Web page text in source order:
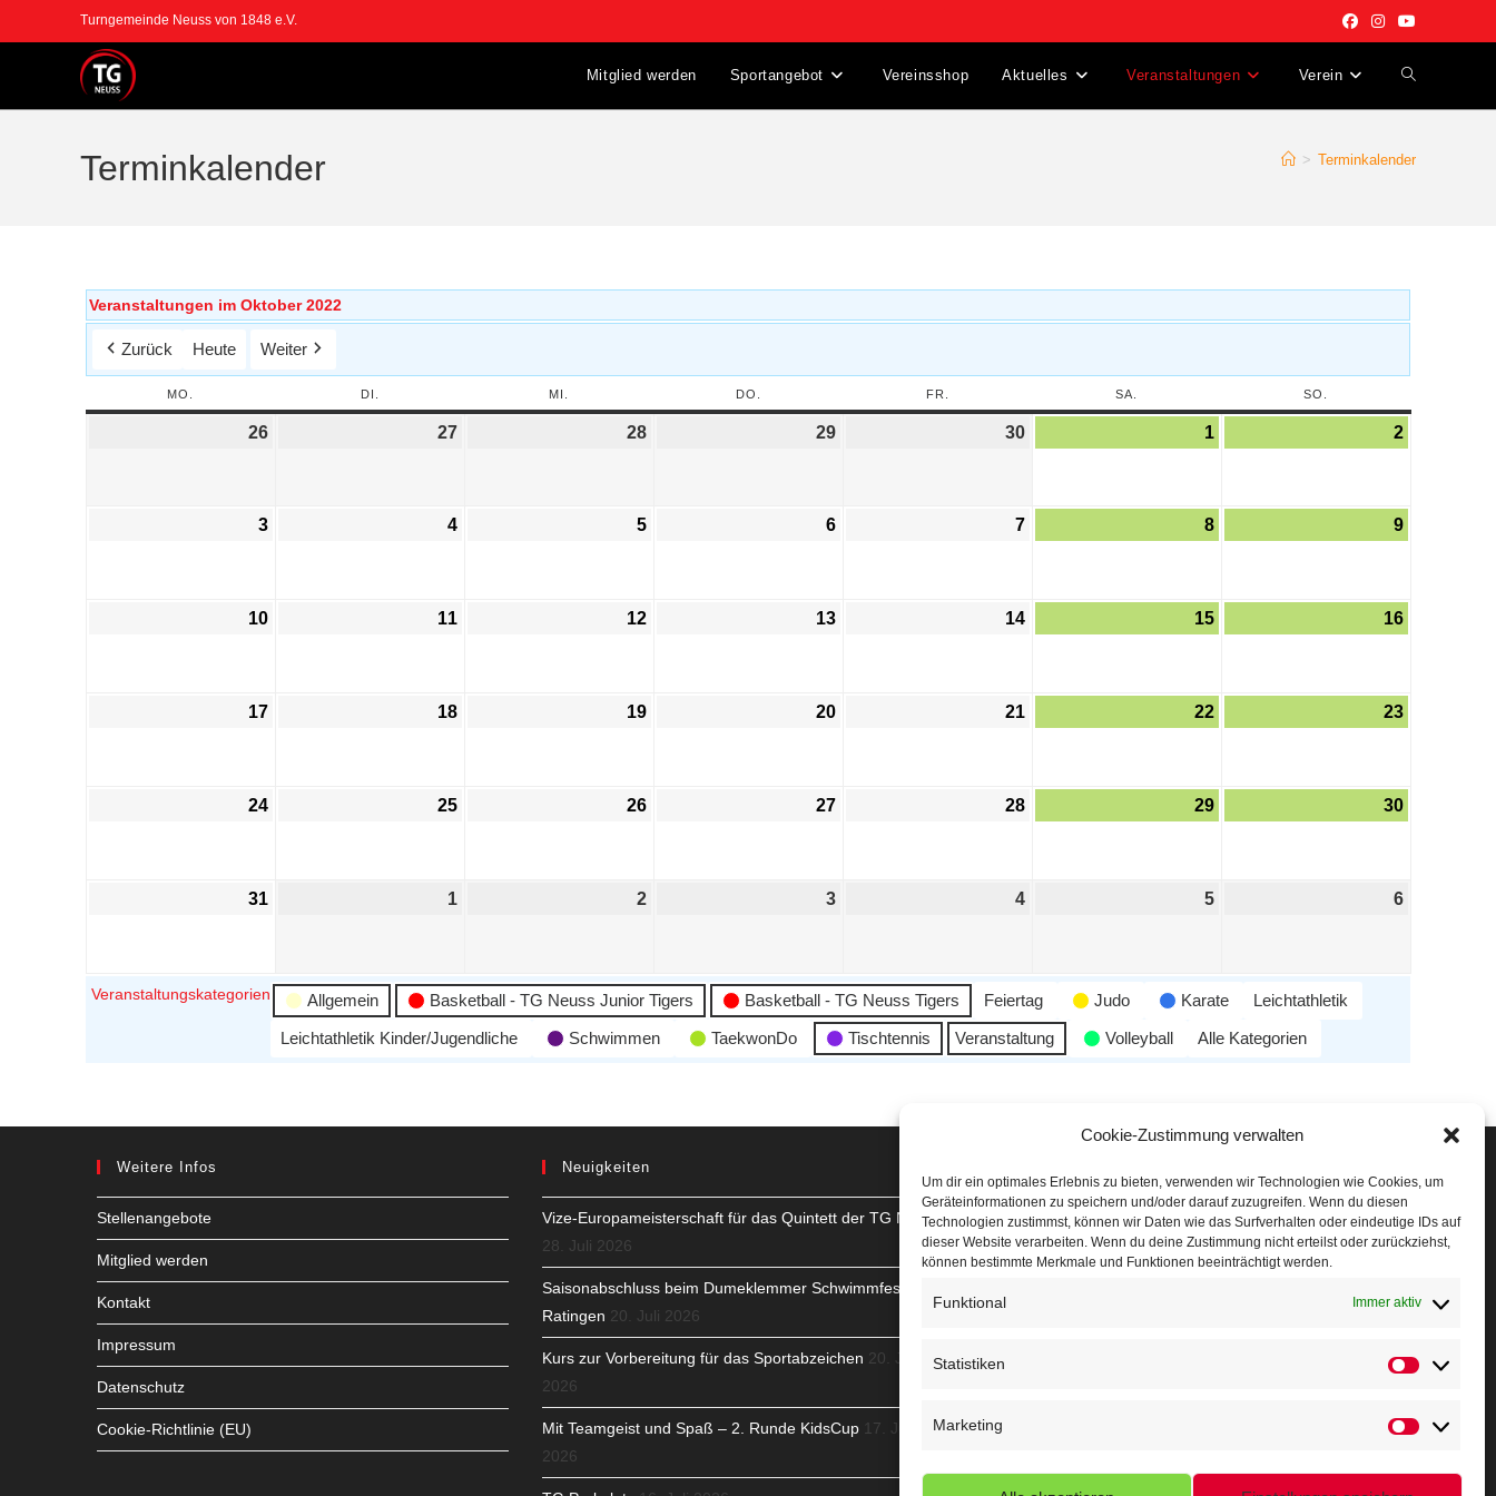
Cookie-Zustimmung verwalten
Um dir ein optimales Erlebnis zu bieten, verwenden wir Technologien wie Cookies, um
Geräteinformationen zu speichern und/oder darauf zuzugreifen. Wenn du diesen
Technologien zustimmst, können wir Daten wie das Surfverhalten oder eindeutige IDs auf
dieser Website verarbeiten. Wenn du deine Zustimmung nicht erteilst oder zurückziehst,
können bestimmte Merkmale und Funktionen beeinträchtigt werden.
Funktional Immer aktiv
Statistiken
Marketing
Turngemeinde Neuss von 1848 e.V.
Mitglied werden Sportangebot Vereinsshop Aktuelles Veranstaltungen Verein
Terminkalender > Terminkalender
Veranstaltungen im Oktober 2022
Zurück Heute Weiter
MO. DI. MI. DO. FR. SA. SO.
26 27 28 29 30 1 2
3 4 5 6 7 8 9
10 11 12 13 14 15 16
17 18 19 20 21 22 23
24 25 26 27 28 29 30
31 1 2 3 4 5 6
Veranstaltungskategorien Allgemein Basketball - TG Neuss Junior Tigers Basketball - TG Neuss Tigers Feiertag Judo Karate
Leichtathletik
Leichtathletik Kinder/Jugendliche
Schwimmen TaekwonDo Tischtennis Veranstaltung Volleyball Alle Kategorien
Weitere Infos
Stellenangebote
Mitglied werden
Kontakt
Impressum
Datenschutz
Cookie-Richtlinie (EU)
Neuigkeiten
Vize-Europameisterschaft für das Quintett der TG Neuss
28. Juli 2026
Saisonabschluss beim Dumeklemmer Schwimmfest in
Ratingen 20. Juli 2026
Kurs zur Vorbereitung für das Sportabzeichen 20. Juli
2026
Mit Teamgeist und Spaß – 2. Runde KidsCup 17. Juli
2026
Höffner Run
Schnuppertag
Terminkalender
Nikolaus-Crosslauf
Capoeira Camp